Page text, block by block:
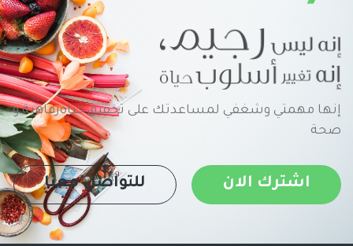
إنها مهمتي وشغفي لمساعدتك على تحقيق حياةرفاهية و
صحة
اشترك الان للتواصل معنا